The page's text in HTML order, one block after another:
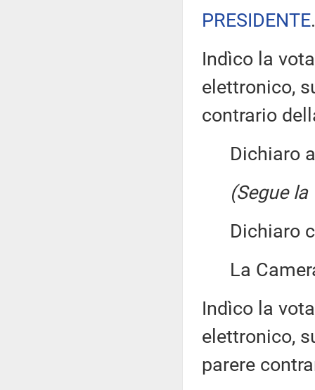
PRESIDENTE
Indìco la
elettronico,
contrario
Dichiaro
(Segue
Dichiaro
La
Indìco la
elettronico,
parere